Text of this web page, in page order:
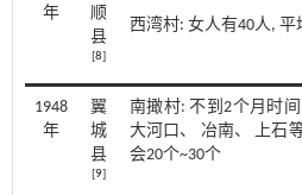
年
顺
县
[8]
西湾村: 女人有40人,
1948
年
翼
城
县
[9]
南撖村: 不到2个月时
大河口、 冶南、 上石
会20个~30个